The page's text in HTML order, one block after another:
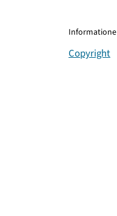
Copyright